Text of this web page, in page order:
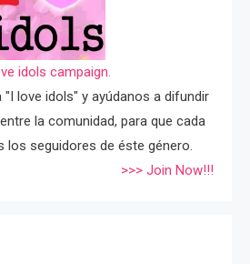
idols campaign.
"I love idols" y ayúdanos a difundir
la comunidad, para que cada
los seguidores de éste género.
>>> Join Now!!!